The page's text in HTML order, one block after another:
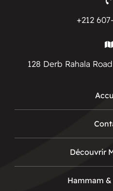
+212
128 Derb Rahala
Découvrir
Hammam &